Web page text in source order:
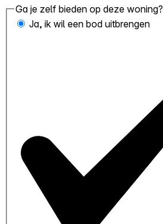
Ga je zelf bieden op deze woning?
Ja, ik wil een bod uitbrengen